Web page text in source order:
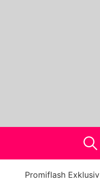
Promiflash Exklusiv